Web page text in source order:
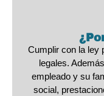
Cumplir con la ley
legales.
empleado y su
social,